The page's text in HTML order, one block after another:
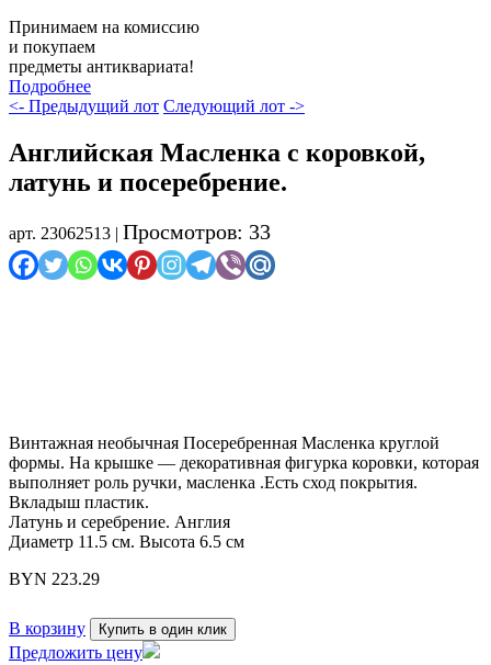
Принимаем на комиссию
и покупаем
предметы антиквариата!
Подробнее
<- Предыдущий лот Следующий лот ->
Английская Масленка с коровкой,
латунь и посеребрение.
арт. 23062513 | Просмотров: 33
Винтажная необычная Посеребренная Масленка круглой
формы. На крышке — декоративная фигурка коровки, которая
выполняет роль ручки, масленка .Есть сход покрытия.
Вкладыш пластик.
Латунь и серебрение. Англия
Диаметр 11.5 см. Высота 6.5 см
BYN 223.29
В корзину Купить в один клик
Предложить цену